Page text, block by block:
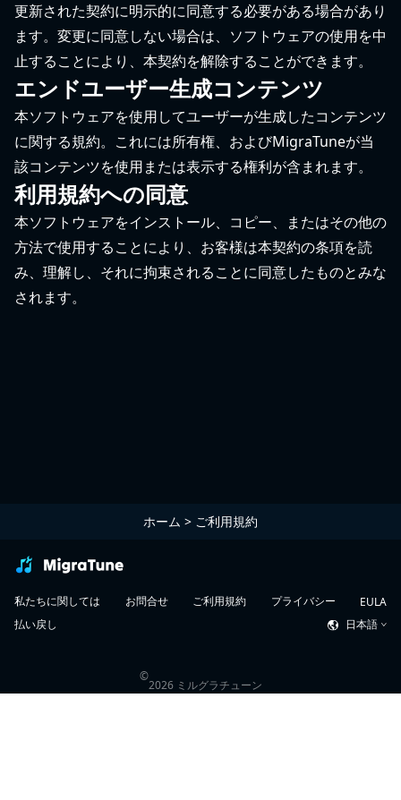
更新された契約に明示的に同意する必要がある場合があり
ます。変更に同意しない場合は、ソフトウェアの使用を中
止することにより、本契約を解除することができます。
エンドユーザー生成コンテンツ
本ソフトウェアを使用してユーザーが生成したコンテンツ
に関する規約。これには所有権、およびMigraTuneが当
該コンテンツを使用または表示する権利が含まれます。
利用規約への同意
本ソフトウェアをインストール、コピー、またはその他の
方法で使用することにより、お客様は本契約の条項を読
み、理解し、それに拘束されることに同意したものとみな
されます。
ホーム > ご利用規約
私たちに関しては お問合せ ご利用規約 プライバシー
EULA
払い戻し
日本語
©
2026ミルグラチューン